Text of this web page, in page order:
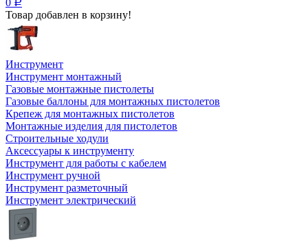
0 Р
Товар добавлен в корзину!
Инструмент
Инструмент монтажный
Газовые монтажные пистолеты
Газовые баллоны для монтажных пистолетов
Крепеж для монтажных пистолетов
Монтажные изделия для пистолетов
Строительные ходули
Аксессуары к инструменту
Инструмент для работы с кабелем
Инструмент ручной
Инструмент разметочный
Инструмент электрический